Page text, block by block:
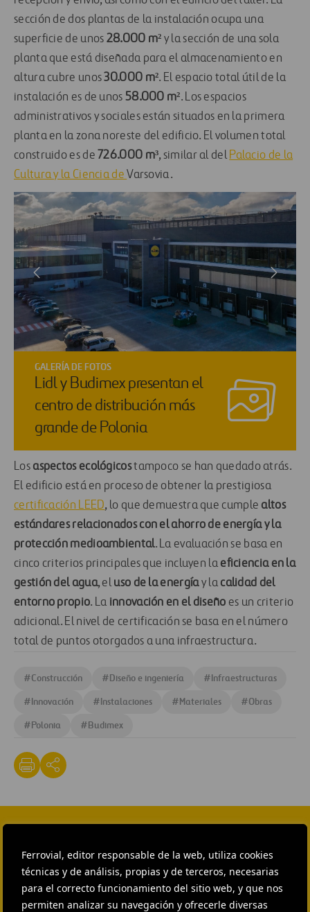
Ferrovial, editor responsable de la web, utiliza cookies
técnicas y de análisis, propias y de terceros, necesarias
para el correcto funcionamiento del sitio web, y que nos
permiten analizar su navegación y ofrecerle diversas
sección de dos plantas de la instalación ocupa una
superficie de unos 28.000 m² y la sección de una sola
planta que está diseñada para el almacenamiento en
altura cubre unos30.000 m². El espacio total útil de la
instalación es de unos 58.000 m². Los espacios
administrativos y sociales están situados en la primera
planta en la zona noreste del edificio. El volumen total
construido es de 726.000 m³, similar al delPalacio de la
Cultura y la Ciencia deVarsovia.
GALERÍA DE FOTOS
Lidl y Budimex presentan el
centro de distribución más
grande de Polonia
Los aspectos ecológicostampoco se han quedado atrás.
El edificio está en proceso de obtener la prestigiosa
certificación LEED, lo que demuestra que cumple altos
estándares relacionados con el ahorro de energía y la
protección medioambiental. La evaluación se basa en
cinco criterios principales que incluyen la eficiencia en la
gestión del agua, eluso de la energíay la calidad del
entorno propio. La innovación en el diseño es un criterio
adicional. El nivel de certificación se basa en el número
total de puntos otorgados a una infraestructura.
#Construcción #Diseño e ingeniería #Infraestructuras
#Innovación #Instalaciones #Materiales #Obras
#Polonia #Budimex
HEAD OF EXTERNAL
COMMUNICATION AND
INSTITUTIONAL RELATIONS
Ana García Ruiz